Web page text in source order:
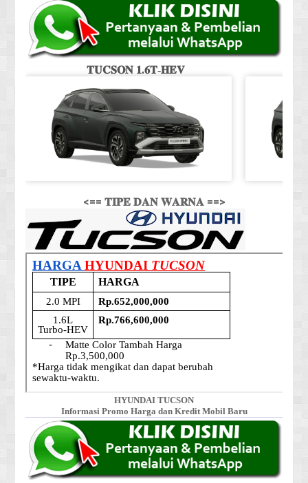
𝐓𝐔𝐂𝐒𝐎𝐍 𝟏.𝟔𝐓-𝐇𝐄𝐕
<== 𝐓𝐈𝐏𝐄 𝐃𝐀𝐍 𝐖𝐀𝐑𝐍𝐀 ==>
HYUNDAI TUCSON
Informasi Promo Harga dan Kredit Mobil Baru